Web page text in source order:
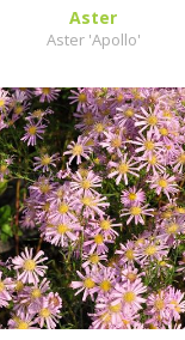
Aster
Aster 'Apollo'